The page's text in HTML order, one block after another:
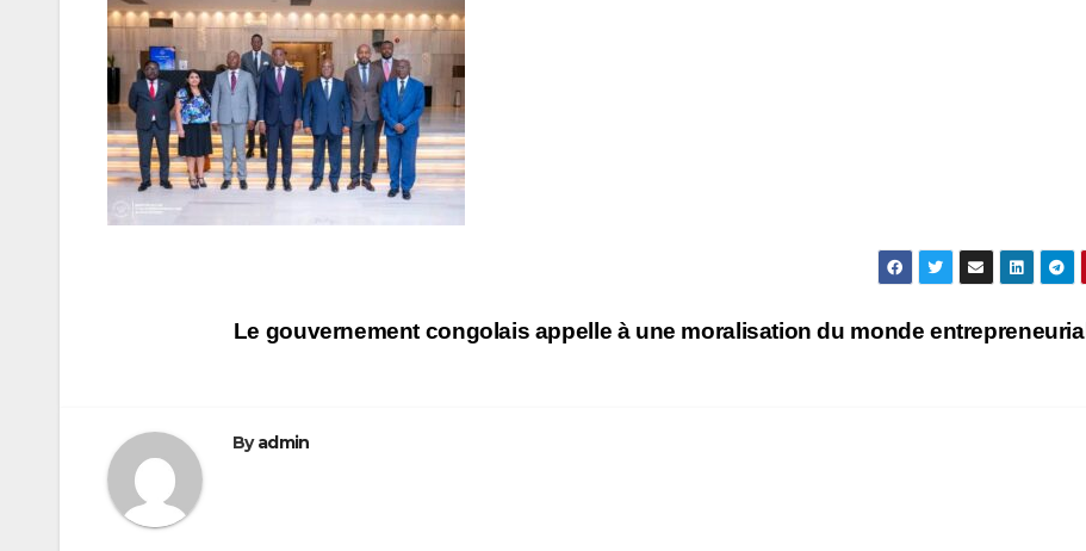
Navigation
l’article
Le gouvernement congolais appelle à une moralisation du monde entrepreneurial
Byadmin